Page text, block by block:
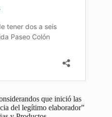
que inició las
del legítimo elaborador”